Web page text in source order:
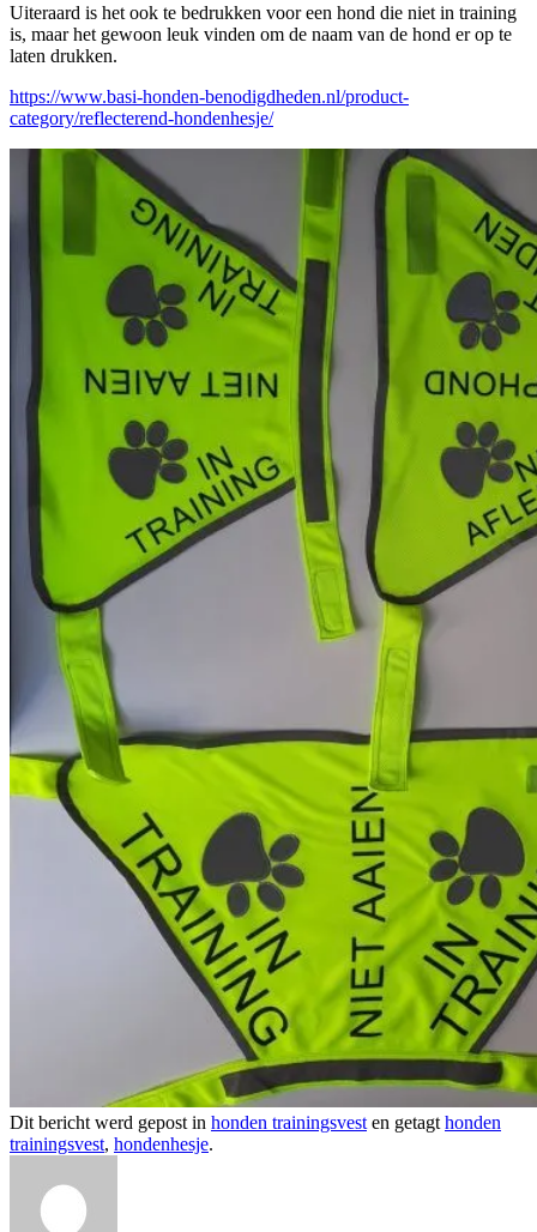
Uiteraard is het ook te bedrukken voor een hond die niet in training
is, maar het gewoon leuk vinden om de naam van de hond er op te
laten drukken.
https://www.basi-honden-benodigdheden.nl/product-
category/reflecterend-hondenhesje/
Dit bericht werd gepost in honden trainingsvest en getagt honden
trainingsvest, hondenhesje.